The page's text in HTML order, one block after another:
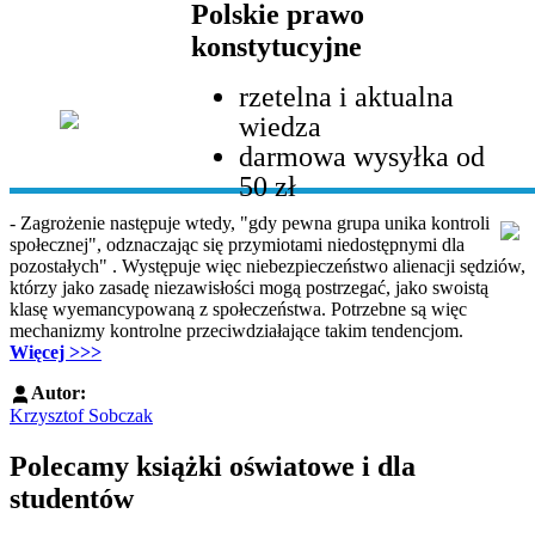
Polskie prawo
konstytucyjne
rzetelna i aktualna
wiedza
darmowa wysyłka od
50 zł
- Zagrożenie następuje wtedy, "gdy pewna grupa unika kontroli
społecznej", odznaczając się przymiotami niedostępnymi dla
pozostałych" . Występuje więc niebezpieczeństwo alienacji sędziów,
którzy jako zasadę niezawisłości mogą postrzegać, jako swoistą
klasę wyemancypowaną z społeczeństwa. Potrzebne są więc
mechanizmy kontrolne przeciwdziałające takim tendencjom.
Więcej >>>
Autor:
Krzysztof Sobczak
Polecamy książki oświatowe i dla
studentów